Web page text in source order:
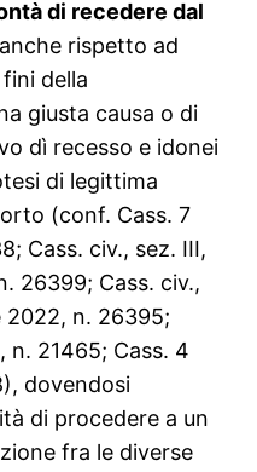
di recedere dal
rispetto ad
della
giusta causa o di
dì recesso e idonei
di legittima
(conf. Cass. 7
Cass. civ., sez. III,
26399; Cass. civ.,
2022, n. 26395;
n. 21465; Cass. 4
dovendosi
di procedere a un
fra le diverse